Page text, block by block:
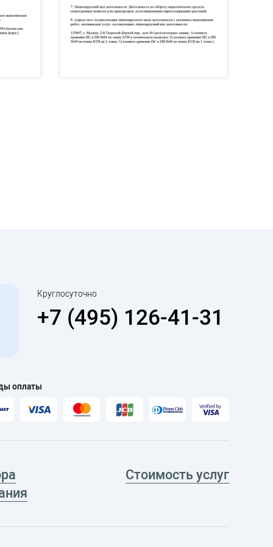
Круглосуточно
+7 (495) 126-41-31
оплаты
Стоимость услуг